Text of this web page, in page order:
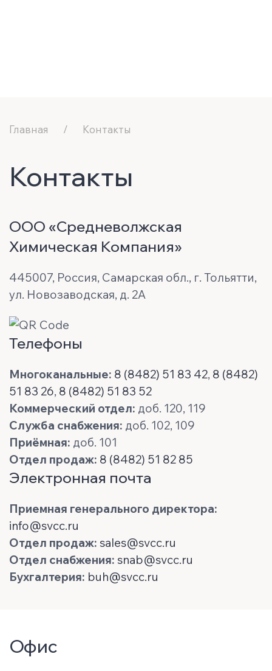
Главная Контакты
Контакты
ООО «Средневолжская
Химическая Компания»
445007, Россия, Самарская обл., г. Тольятти,
ул. Новозаводская, д. 2А
Телефоны
Многоканальные: 8 (8482) 51 83 42, 8 (8482)
51 83 26, 8 (8482) 51 83 52
Коммерческий отдел: доб. 120, 119
Служба снабжения: доб. 102, 109
Приёмная: доб. 101
Отдел продаж: 8 (8482) 51 82 85
Электронная почта
Приемная генерального директора:
info@svcc.ru
Отдел продаж: sales@svcc.ru
Отдел снабжения: snab@svcc.ru
Бухгалтерия: buh@svcc.ru
Офис